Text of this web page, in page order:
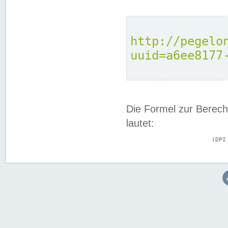
http://
Die Formel zur
lautet: